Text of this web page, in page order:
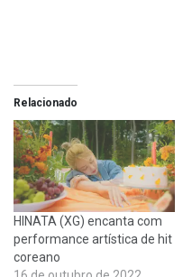
Relacionado
HINATA (XG) encanta com
performance artística de hit
coreano